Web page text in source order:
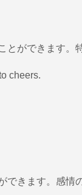
ができます。
cheers.
きます。感情